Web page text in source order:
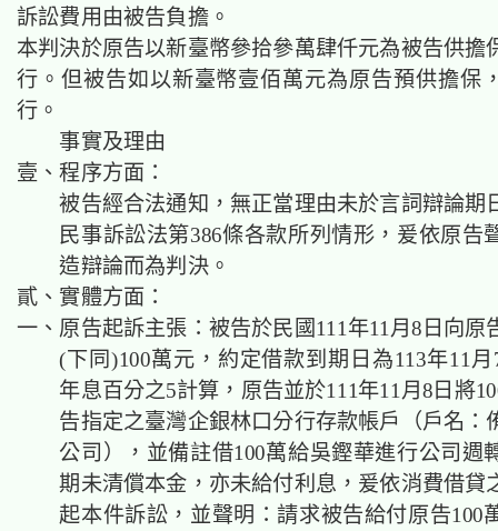
訴訟費用由被告負擔。
本判決於原告以新臺幣參拾參萬肆仟元為被告供擔
行。但被告如以新臺幣壹佰萬元為原告預供擔保
行。
事實及理由
壹、程序方面：
被告經合法通知，無正當理由未於言詞辯論期
民事訴訟法第386條各款所列情形，爰依原告
造辯論而為判決。
貳、實體方面：
一、原告起訴主張：被告於民國111年11月8日向原
(下同)100萬元，約定借款到期日為113年11
年息百分之5計算，原告並於111年11月8日將
告指定之臺灣企銀林口分行存款帳戶（戶名：
公司），並備註借100萬給吳鏗華進行公司週
期未清償本金，亦未給付利息，爰依消費借貸
起本件訴訟，並聲明：請求被告給付原告100